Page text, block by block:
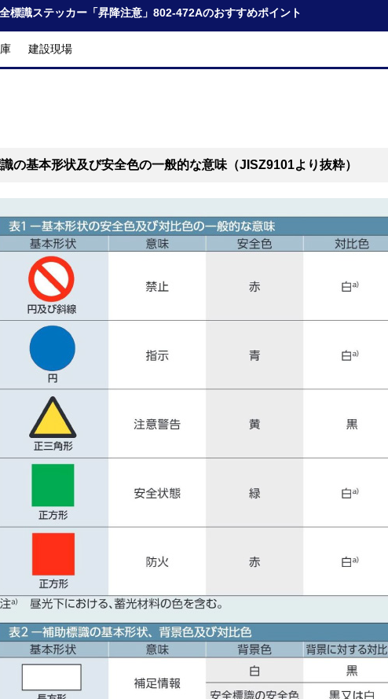
標識ステッカー「昇降注意」802-472Aのおすすめポイント
建設現場
の基本形状及び安全色の一般的な意味（JISZ9101より抜粋）